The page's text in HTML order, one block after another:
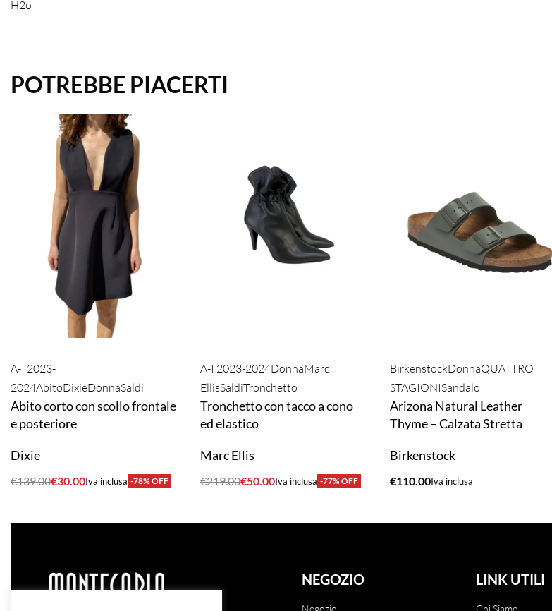
H2o
POTREBBE PIACERTI
A-I 2023-
2024AbitoDixieDonnaSaldi
Abito corto con scollo frontale
e posteriore
Dixie
€139.00€30.00Iva inclusa -78% OFF
A-I 2023-2024DonnaMarc
EllisSaldiTronchetto
Tronchetto con tacco a cono
ed elastico
Marc Ellis
€219.00€50.00Iva inclusa -77% OFF
BirkenstockDonnaQUATTRO
STAGIONISandalo
Arizona Natural Leather
Thyme – Calzata Stretta
Birkenstock
€110.00Iva inclusa
NEGOZIO LINK UTILI